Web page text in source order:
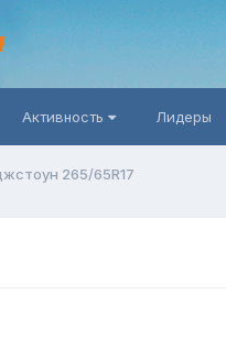
Активность Лидеры
265/65R17